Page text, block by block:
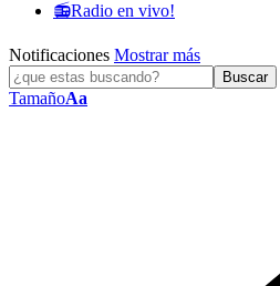
📻Radio en vivo!
Notificaciones Mostrar más
TamañoAa